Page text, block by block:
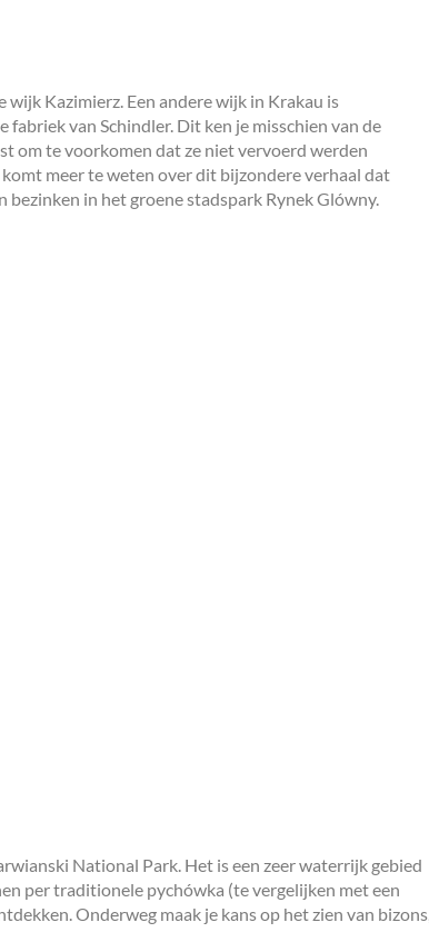
Kazimierz. Een andere wijk in Krakau is
van Schindler. Dit ken je misschien van de
om te voorkomen dat ze niet vervoerd werden
meer te weten over dit bijzondere verhaal dat
bezinken in het groene stadspark Rynek Glówny.
National Park. Het is een zeer waterrijk gebied
per traditionele pychówka (te vergelijken met een
Onderweg maak je kans op het zien van bizons,